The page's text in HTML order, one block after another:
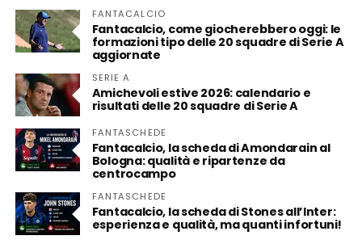
FANTACALCIO
Fantacalcio, come giocherebbero oggi: le
formazioni tipo delle 20 squadre di Serie A
aggiornate
SERIE A
Amichevoli estive 2026: calendario e
risultati delle 20 squadre di Serie A
FANTASCHEDE
Fantacalcio, la scheda di Amondarain al
Bologna: qualità e ripartenze da
centrocampo
FANTASCHEDE
Fantacalcio, la scheda di Stones all’Inter:
esperienza e qualità, ma quanti infortuni!